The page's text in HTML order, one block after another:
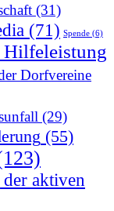
(31)
(71) Spende (6)
Hilfeleistung
Dorfvereine
(29)
(55)
aktiven